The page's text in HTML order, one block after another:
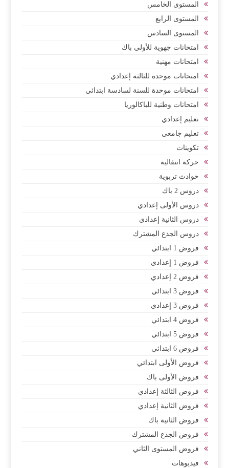
المستوى الخامس
المستوى الرابع
المستوى السادس
امتحانات جهوية للأولى باك
امتحانات مهنية
امتحانات موحدة للثالثة إعدادي
امتحانات موحدة للسنة لسادسة ابتدائي
امتحانات وطنية للباكالوريا
تعليم إعدادي
تعليم جامعي
تكوينات
حركة انتقالية
حوادث تربوية
دروس 2 باك
دروس الأولى إعدادي
دروس الثانية إعدادي
دروس الجذع المشترك
فروض 1 ابتدائي
فروض 1 إعدادي
فروض 2 إعدادي
فروض 3 ابتدائي
فروض 3 إعدادي
فروض 4 ابتدائي
فروض 5 ابتدائي
فروض 6 ابتدائي
فروض الأولى ابتدائي
فروض الأولى باك
فروض الثالثة إعدادي
فروض الثانية إعدادي
فروض الثانية باك
فروض الجذع المشترك
فروض المستوى الثاني
فيديوهات